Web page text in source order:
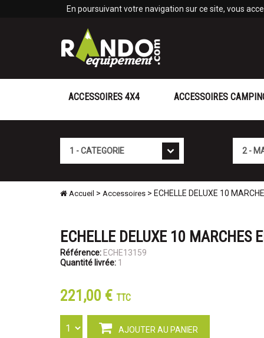
En poursuivant votre navigation sur ce site, vous
ACCESSOIRES 4X4 ACCESSOIRES
Accueil > Accessoires > ECHELLE DELUXE 10
ECHELLE DELUXE 10 MARCHES
Référence: ECHE13159
Quantité livrée: 1
221,00 € TTC
AJOUTER AU PANIER
Panneau de gestion des cookies